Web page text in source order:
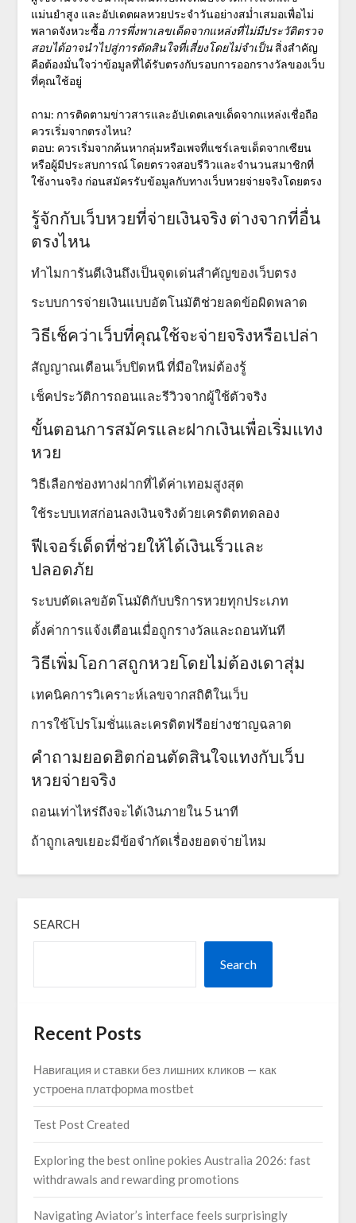
แม่นยำสูง และอัปเดตผลหวยประจำวันอย่างสม่ำเสมอเพื่อไม่
พลาดจังหวะซื้อ การพึ่งพาเลขเด็ดจากแหล่งที่ไม่มีประวัติตรวจ
สอบได้อาจนำไปสู่การตัดสินใจที่เสี่ยงโดยไม่จำเป็นสิ่งสำคัญ
คือต้องมั่นใจว่าข้อมูลที่ได้รับตรงกับรอบการออกรางวัลของเว็บ
ที่คุณใช้อยู่
ถาม: การติดตามข่าวสารและอัปเดตเลขเด็ดจากแหล่งเชื่อถือ
ควรเริ่มจากตรงไหน?
ตอบ: ควรเริ่มจากค้นหากลุ่มหรือเพจที่แชร์เลขเด็ดจากเซียน
หรือผู้มีประสบการณ์ โดยตรวจสอบรีวิวและจำนวนสมาชิกที่
ใช้งานจริง ก่อนสมัครรับข้อมูลกับทางเว็บหวยจ่ายจริงโดยตรง
รู้จักกับเว็บหวยที่จ่ายเงินจริง ต่างจากที่อื่น
ตรงไหน
ทำไมการันตีเงินถึงเป็นจุดเด่นสำคัญของเว็บตรง
ระบบการจ่ายเงินแบบอัตโนมัติช่วยลดข้อผิดพลาด
วิธีเช็คว่าเว็บที่คุณใช้จะจ่ายจริงหรือเปล่า
สัญญาณเตือนเว็บปิดหนี ที่มือใหม่ต้องรู้
เช็คประวัติการถอนและรีวิวจากผู้ใช้ตัวจริง
ขั้นตอนการสมัครและฝากเงินเพื่อเริ่มแทง
หวย
วิธีเลือกช่องทางฝากที่ได้ค่าเทอมสูงสุด
ใช้ระบบเทสก่อนลงเงินจริงด้วยเครดิตทดลอง
ฟีเจอร์เด็ดที่ช่วยให้ได้เงินเร็วและ
ปลอดภัย
ระบบตัดเลขอัตโนมัติกับบริการหวยทุกประเภท
ตั้งค่าการแจ้งเตือนเมื่อถูกรางวัลและถอนทันที
วิธีเพิ่มโอกาสถูกหวยโดยไม่ต้องเดาสุ่ม
เทคนิคการวิเคราะห์เลขจากสถิติในเว็บ
การใช้โปรโมชั่นและเครดิตฟรีอย่างชาญฉลาด
คำถามยอดฮิตก่อนตัดสินใจแทงกับเว็บ
หวยจ่ายจริง
ถอนเท่าไหร่ถึงจะได้เงินภายใน 5 นาที
ถ้าถูกเลขเยอะมีข้อจำกัดเรื่องยอดจ่ายไหม
SEARCH
Search
Recent Posts
Навигация и ставки без лишних кликов — как
устроена платформа mostbet
Test Post Created
Exploring the best online pokies Australia 2026: fast
withdrawals and rewarding promotions
Navigating Aviator’s interface feels surprisingly